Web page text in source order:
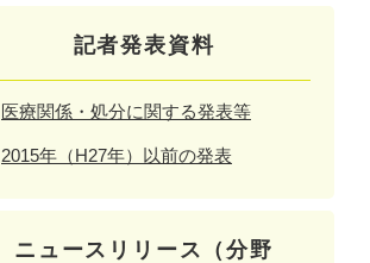
記者発表資料
医療関係・処分に関する発表等
2015年（H27年）以前の発表
ニュースリリース（分野